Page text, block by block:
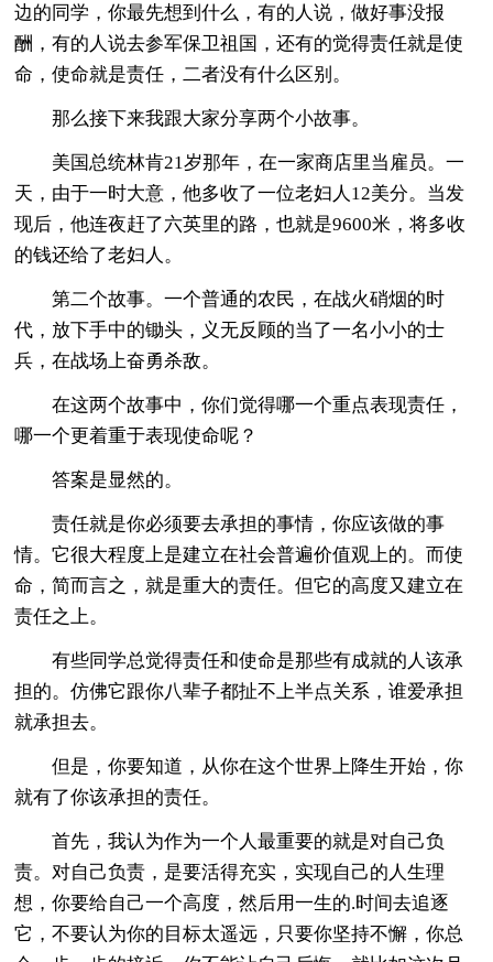
边的同学，你最先想到什么，有的人说，做好事没报
酬，有的人说去参军保卫祖国，还有的觉得责任就是使
命，使命就是责任，二者没有什么区别。
那么接下来我跟大家分享两个小故事。
美国总统林肯21岁那年，在一家商店里当雇员。一
天，由于一时大意，他多收了一位老妇人12美分。当发
现后，他连夜赶了六英里的路，也就是9600米，将多收
的钱还给了老妇人。
第二个故事。一个普通的农民，在战火硝烟的时
代，放下手中的锄头，义无反顾的当了一名小小的士
兵，在战场上奋勇杀敌。
在这两个故事中，你们觉得哪一个重点表现责任，
哪一个更着重于表现使命呢？
答案是显然的。
责任就是你必须要去承担的事情，你应该做的事
情。它很大程度上是建立在社会普遍价值观上的。而使
命，简而言之，就是重大的责任。但它的高度又建立在
责任之上。
有些同学总觉得责任和使命是那些有成就的人该承
担的。仿佛它跟你八辈子都扯不上半点关系，谁爱承担
就承担去。
但是，你要知道，从你在这个世界上降生开始，你
就有了你该承担的责任。
首先，我认为作为一个人最重要的就是对自己负
责。对自己负责，是要活得充实，实现自己的人生理
想，你要给自己一个高度，然后用一生的.时间去追逐
它，不要认为你的目标太遥远，只要你坚持不懈，你总